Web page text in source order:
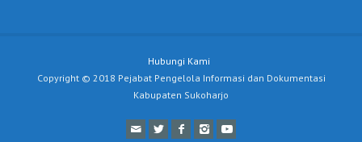
Hubungi Kami
Copyright © 2018 Pejabat Pengelola Informasi dan Dokumentasi
Kabupaten Sukoharjo